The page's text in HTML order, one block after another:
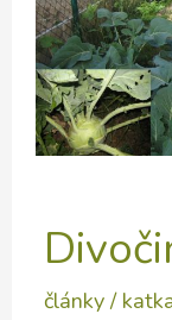
používání
články/